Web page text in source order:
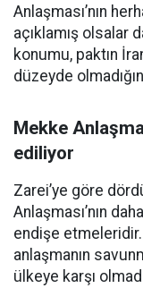
Anlaşması’nın
açıklamış olsalar
konumu, paktın
düzeyde
Mekke
ediliyor
Zarei’ye göre
Anlaşması’nın
endişe
anlaşmanın
ülkeye karşı